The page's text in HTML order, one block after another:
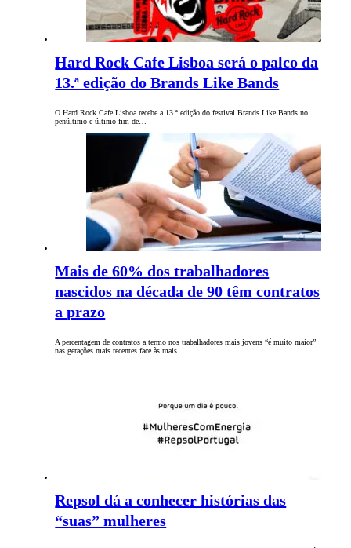
Hard Rock Cafe Lisboa será o palco da
13.ª edição do Brands Like Bands
O Hard Rock Cafe Lisboa recebe a 13.ª edição do festival Brands Like Bands no
penúltimo e último fim de…
Mais de 60% dos trabalhadores
nascidos na década de 90 têm contratos
a prazo
A percentagem de contratos a termo nos trabalhadores mais jovens “é muito maior”
nas gerações mais recentes face às mais…
Repsol dá a conhecer histórias das
“suas” mulheres